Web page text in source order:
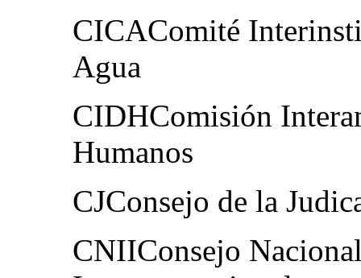
CICAComité
Agua
CIDHComisión
Humanos
CJConsejo de la
CNIIConsejo